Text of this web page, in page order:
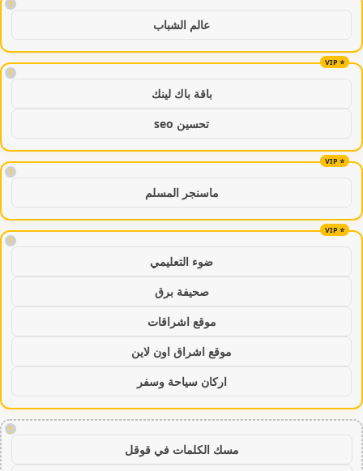
!
عالم الشباب
!
باقة باك لينك
تحسين seo
!
ماسنجر المسلم
!
ضوء التعليمي
صحيفة برق
موقع اشراقات
موقع اشراق اون لاين
اركان سياحة وسفر
!
مسك الكلمات في قوقل